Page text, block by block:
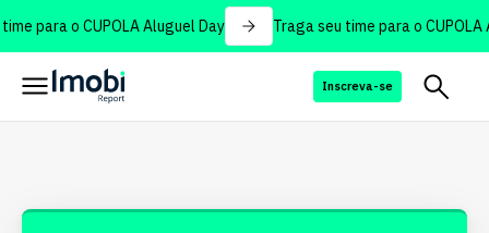
para o CUPOLA Aluguel Day Traga seu time para o CUPOLA
Inscreva-se